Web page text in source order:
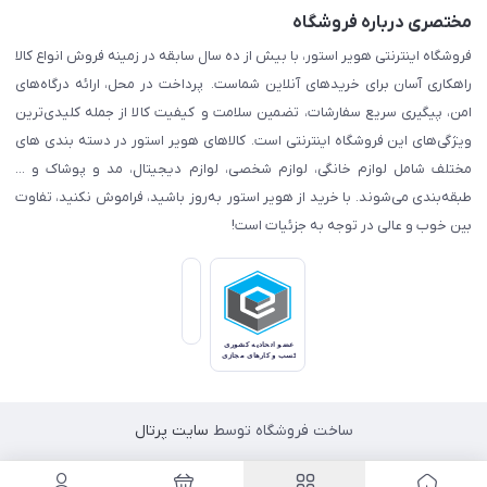
مختصری درباره فروشگاه
فروشگاه اینترنتی هویر استور، با بیش از ده سال سابقه در زمینه فروش انواع کالا
راهکاری آسان برای خریدهای آنلاین شماست. پرداخت در محل، ارائه درگاه‌های
امن، پیگیری سریع سفارشات، تضمین سلامت و کیفیت کالا از جمله کلیدی‌ترین
ویژگی‌های این فروشگاه اینترنتی است. کالاهای هویر استور در دسته بندی های
مختلف شامل لوازم خانگی، لوازم شخصی، لوازم دیجیتال، مد و پوشاک و ...
طبقه‌بندی می‌شوند. با خرید از هویر استور به‌روز باشید، فراموش نکنید، تفاوت
بین خوب و عالی در توجه به جزئیات است!
ساخت فروشگاه توسط سایت پرتال